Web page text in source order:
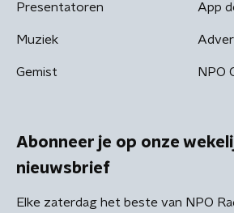
Presentatoren
Muziek
Gemist
App
NPO
Abonneer je op onze
nieuwsbrief
Elke zaterdag het beste van NPO